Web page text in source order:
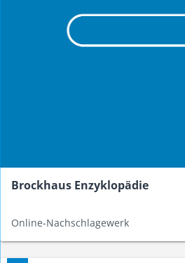
Brockhaus Enzyklopädie
Online-Nachschlagewerk